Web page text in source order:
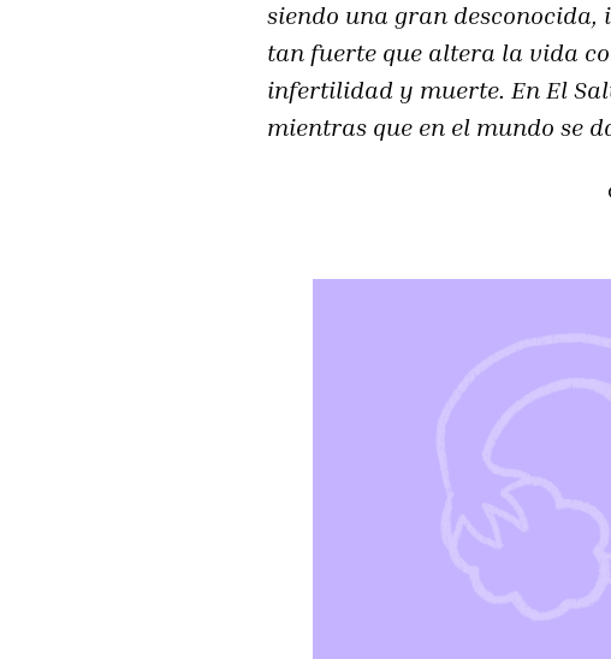
siendo una gran desconocida,
tan fuerte que altera la vida
infertilidad y muerte. En El
mientras que en el mundo se